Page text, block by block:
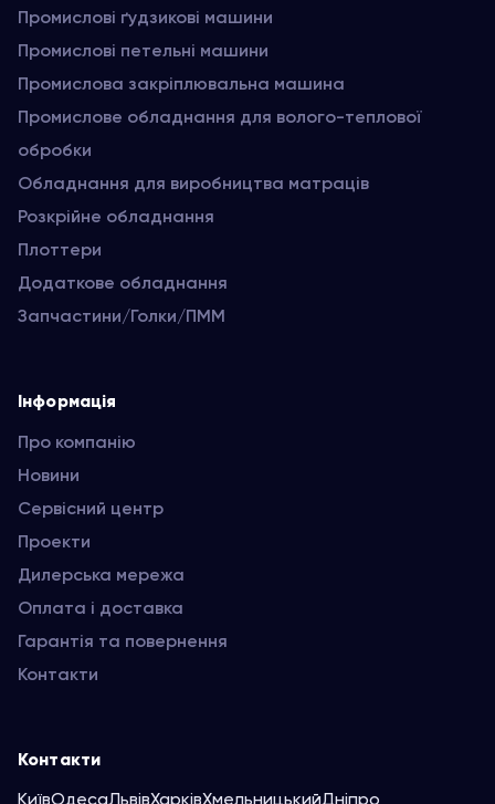
Промислові ґудзикові машини
Промислові петельні машини
Промислова закріплювальна машина
Промислове обладнання для волого-теплової
обробки
Обладнання для виробництва матраців
Розкрійне обладнання
Плоттери
Додаткове обладнання
Запчастини/Голки/ПММ
Інформація
Про компанію
Новини
Сервісний центр
Проекти
Дилерська мережа
Оплата і доставка
Гарантія та повернення
Контакти
Контакти
КиївОдесаЛьвівХарківХмельницькийДніпро